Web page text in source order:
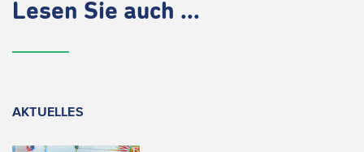
Lesen Sie auch ...
AKTUELLES